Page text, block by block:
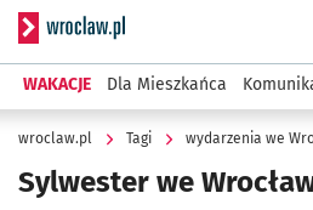
Serwis informacyjny
WAKACJE Dla Mieszkańca
wroclaw.pl Tagi wydarzenia we
Sylwester we